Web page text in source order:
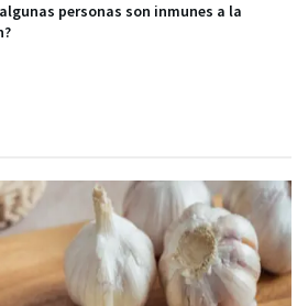
personas son inmunes a la